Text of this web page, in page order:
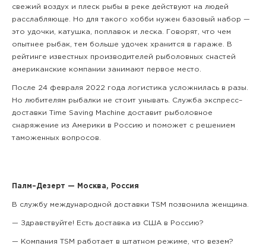
свежий воздух и плеск рыбы в реке действуют на людей
расслабляюще. Но для такого хобби нужен базовый набор —
это удочки, катушка, поплавок и леска. Говорят, что чем
опытнее рыбак, тем больше удочек хранится в гараже. В
рейтинге известных производителей рыболовных снастей
американские компании занимают первое место.
После 24 февраля 2022 года логистика усложнилась в разы.
Но любителям рыбалки не стоит унывать. Служба экспресс–
доставки Time Saving Machine доставит рыболовное
снаряжение из Америки в Россию и поможет с решением
таможенных вопросов.
Палм–Дезерт — Москва, Россия
В службу международной доставки TSM позвонила женщина.
— Здравствуйте! Есть доставка из США в Россию?
— Компания TSM работает в штатном режиме, что везем?